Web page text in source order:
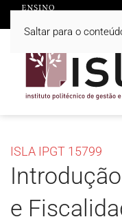
Saltar para o
ISLA IPGT 15799
e